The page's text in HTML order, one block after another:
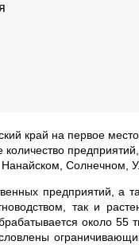
край на первое
Солнечном,
предприятий, а
так и
около